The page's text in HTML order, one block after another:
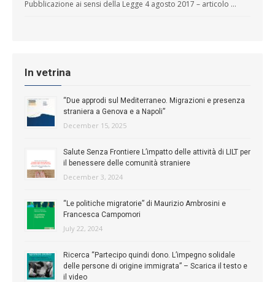
Pubblicazione ai sensi della Legge 4 agosto 2017 – articolo …
In vetrina
“Due approdi sul Mediterraneo. Migrazioni e presenza
straniera a Genova e a Napoli”
December 15, 2025
Salute Senza Frontiere L’impatto delle attività di LILT per
il benessere delle comunità straniere
December 3, 2024
“Le politiche migratorie” di Maurizio Ambrosini e
Francesca Campomori
July 22, 2024
Ricerca “Partecipo quindi dono. L’impegno solidale
delle persone di origine immigrata” – Scarica il testo e
il video